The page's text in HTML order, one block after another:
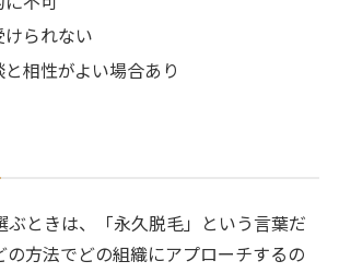
られない
相性がよい場合あり
ぶときは、「永久脱毛」という言葉だ
の方法でどの組織にアプローチするの